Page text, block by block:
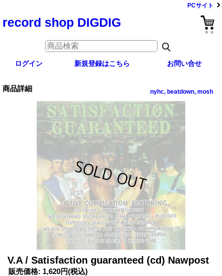
PCサイト
record shop DIGDIG
ログイン 新規登録はこちら お問い合せ
商品詳細 nyhc, beatdown, mosh
V.A / Satisfaction guaranteed (cd) Nawpost
販売価格: 1,620円(税込)